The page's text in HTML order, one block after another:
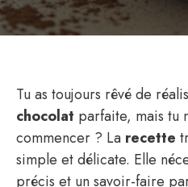
Tu as toujours rêvé de
chocolat parfaite, mais tu
commencer ? La recette
simple et délicate. Elle
précis et un savoir-faire